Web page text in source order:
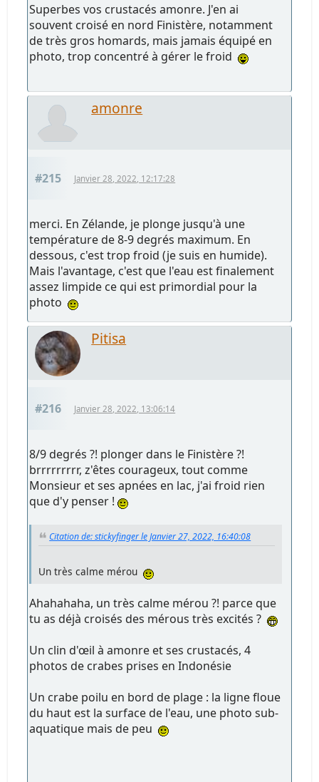
Superbes vos crustacés amonre. J'en ai
souvent croisé en nord Finistère, notamment
de très gros homards, mais jamais équipé en
photo, trop concentré à gérer le froid
amonre
#215 Janvier 28, 2022, 12:17:28
merci. En Zélande, je plonge jusqu'à une
température de 8-9 degrés maximum. En
dessous, c'est trop froid (je suis en humide).
Mais l'avantage, c'est que l'eau est finalement
assez limpide ce qui est primordial pour la
photo
Pitisa
#216 Janvier 28, 2022, 13:06:14
8/9 degrés ?! plonger dans le Finistère ?!
brrrrrrrrr, z'êtes courageux, tout comme
Monsieur et ses apnées en lac, j'ai froid rien
que d'y penser !
Citation de: stickyfinger le Janvier 27, 2022, 16:40:08
Un très calme mérou
Ahahahaha, un très calme mérou ?! parce que
tu as déjà croisés des mérous très excités ?
Un clin d'œil à amonre et ses crustacés, 4
photos de crabes prises en Indonésie
Un crabe poilu en bord de plage : la ligne floue
du haut est la surface de l'eau, une photo sub-
aquatique mais de peu